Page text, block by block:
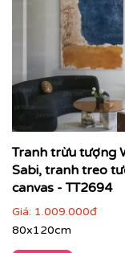
CHẤT LIỆU &
Tại Printek, mỗi
tiêu chuẩn cao:
Tranh trừu tượng
Sabi, tranh treo
canvas - TT2694
Giá: 1.009.000đ
80x120cm